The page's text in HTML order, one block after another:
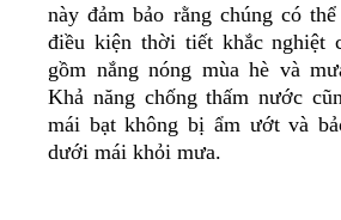
này đảm bảo rằng chúng có
điều kiện thời tiết khắc nghiệt
gồm nắng nóng mùa hè và
Khả năng chống thấm nước
mái bạt không bị ẩm ướt và
dưới mái khỏi mưa.